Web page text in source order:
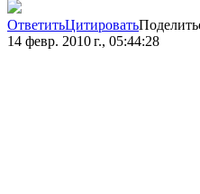
ОтветитьЦитировать
14 февр. 2010 г., 05:44:28